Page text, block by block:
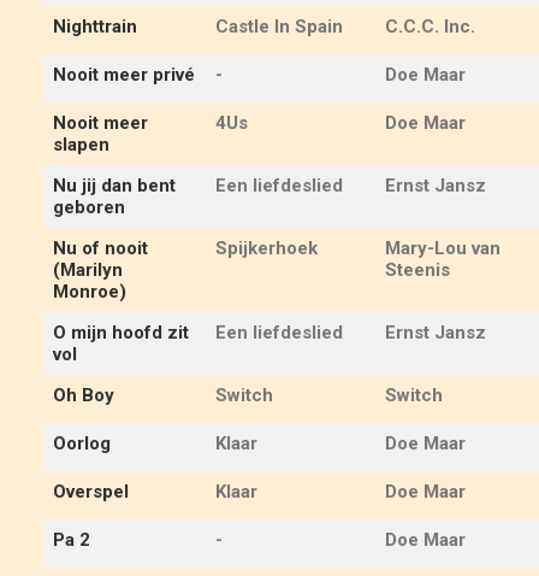
Nighttrain Castle In Spain C.C.C. Inc.
Nooit meer privé - Doe Maar
Nooit meer
slapen
4Us Doe Maar
Nu jij dan bent
geboren
Een liefdeslied Ernst Jansz
Nu of nooit
(Marilyn
Monroe)
Spijkerhoek
Mary-Lou van
Steenis
O mijn hoofd zit
vol
Een liefdeslied Ernst Jansz
Oh Boy Switch Switch
Oorlog Klaar Doe Maar
Overspel Klaar Doe Maar
Pa 2 - Doe Maar